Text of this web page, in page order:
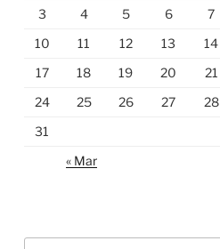
3
4 5 6 7
10
11 12 13 14
17
18 19 20 21
24
25 26 27 28
31
« Mar